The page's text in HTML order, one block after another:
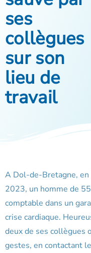
ses
collègues
sur son
lieu de
travail
A Dol-de-Bretagne,
2023, un homme de
comptable dans un
crise cardiaque.
deux de ses collègues
gestes, en contactant